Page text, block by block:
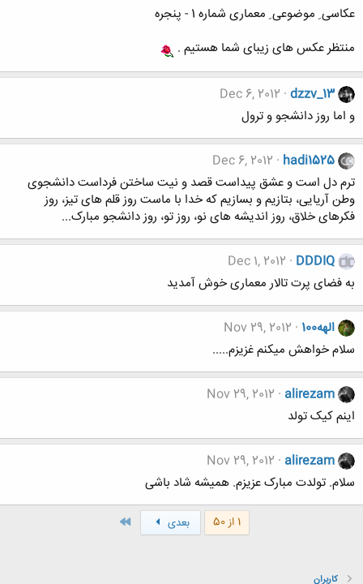
عکاسی ِ موضوعی ِ معماری شماره 1 - پنجره
منتظر عکس های زیبای شما هستیم .
dzzv_13
Dec 6, 2012
و اما روز دانشجو و ترول
hadi1525
Dec 6, 2012
ترم دل است و عشق پیداست قصد و نیت ساختن فرداست دانشجوی
وطن آریایی، بتازیم و بسازیم که خدا با ماست روز قلم های تیز، روز
فکرهای خلاق، روز اندیشه های نو، روز تو، روز دانشجو مبارک...
DDDIQ
Dec 1, 2012
به فضای پرت تالار معماری خوش آمدید
الهه100
Nov 29, 2012
سلام خواهش میکنم غزیزم.....
alirezam
Nov 29, 2012
اینم کیک تولد
alirezam
Nov 29, 2012
سلام. تولدت مبارک عزیزم. همیشه شاد باشی
1 از 50 بعدی
کاربران